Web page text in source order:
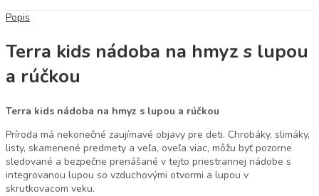
Popis
Terra kids nádoba na hmyz s lupou
a rúčkou
Terra kids nádoba na hmyz s lupou a rúčkou
Príroda má nekonečné zaujímavé objavy pre deti. Chrobáky, slimáky,
listy, skamenené predmety a veľa, oveľa viac, môžu byť pozorne
sledované a bezpečne prenášané v tejto priestrannej nádobe s
integrovanou lupou so vzduchovými otvormi a lupou v
skrutkovacom veku.